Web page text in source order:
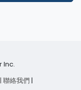
Inc.
| 聯絡我們 |